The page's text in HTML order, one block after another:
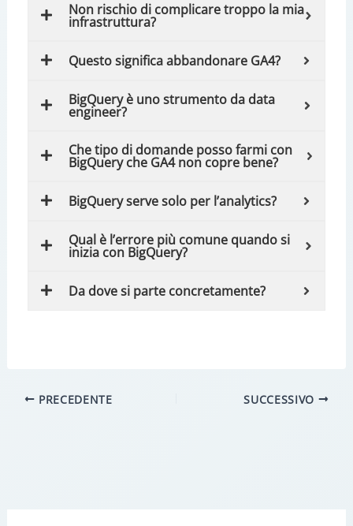
Non rischio di complicare troppo la mia
infrastruttura?
Questo significa abbandonare GA4?
BigQuery è uno strumento da data
engineer?
Che tipo di domande posso farmi con
BigQuery che GA4 non copre bene?
BigQuery serve solo per l’analytics?
Qual è l’errore più comune quando si
inizia con BigQuery?
Da dove si parte concretamente?
PRECEDENTE SUCCESSIVO